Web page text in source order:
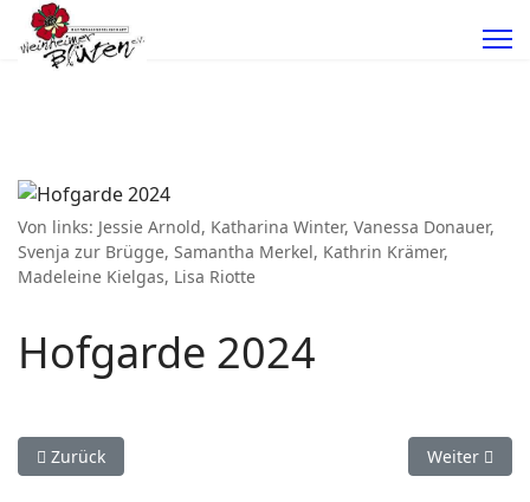
Von links: Jessie Arnold, Katharina Winter, Vanessa Donauer,
Svenja zur Brügge, Samantha Merkel, Kathrin Krämer,
Madeleine Kielgas, Lisa Riotte
Hofgarde 2024
Vorheriger Beitrag: Hofgarde 2025
Zurück Nächster
Weiter